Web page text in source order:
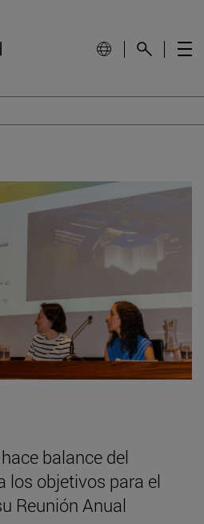
balance del
los objetivos para el
Reunión Anual